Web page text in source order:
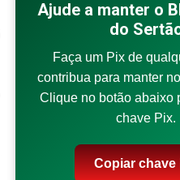
Ajude a manter o
do
Faça um Pix de
contribua para manter
Clique no botão abaixo
chave Pix.
Copiar chave